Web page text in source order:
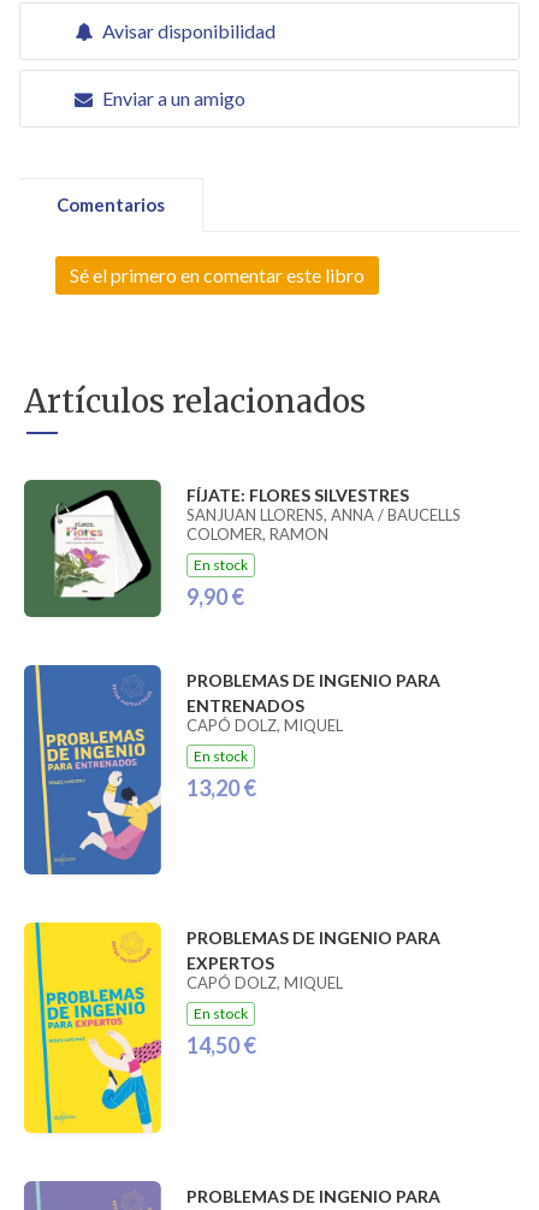
Avisar disponibilidad
Enviar a un amigo
Comentarios
Sé el primero en comentar este libro
Artículos relacionados
FÍJATE: FLORES SILVESTRES
SANJUAN LLORENS, ANNA / BAUCELLS
COLOMER, RAMON
En stock
9,90 €
PROBLEMAS DE INGENIO PARA
ENTRENADOS
CAPÓ DOLZ, MIQUEL
En stock
13,20 €
PROBLEMAS DE INGENIO PARA
EXPERTOS
CAPÓ DOLZ, MIQUEL
En stock
14,50 €
PROBLEMAS DE INGENIO PARA